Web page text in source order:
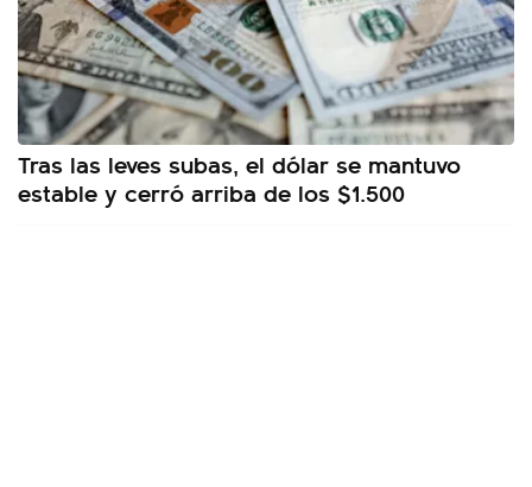
Tras las leves subas, el dólar se mantuvo
estable y cerró arriba de los $1.500